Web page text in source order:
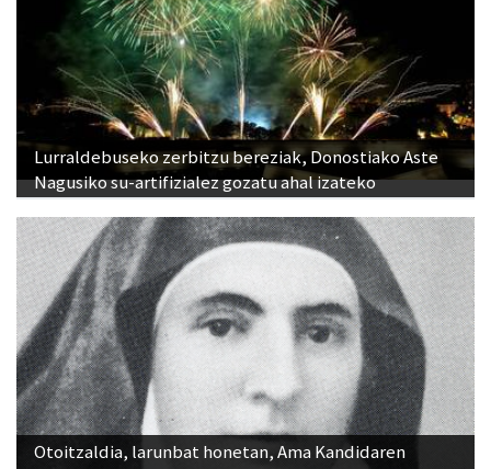
Lurraldebuseko zerbitzu bereziak, Donostiako Aste
Nagusiko su-artifizialez gozatu ahal izateko
Otoitzaldia, larunbat honetan, Ama Kandidaren